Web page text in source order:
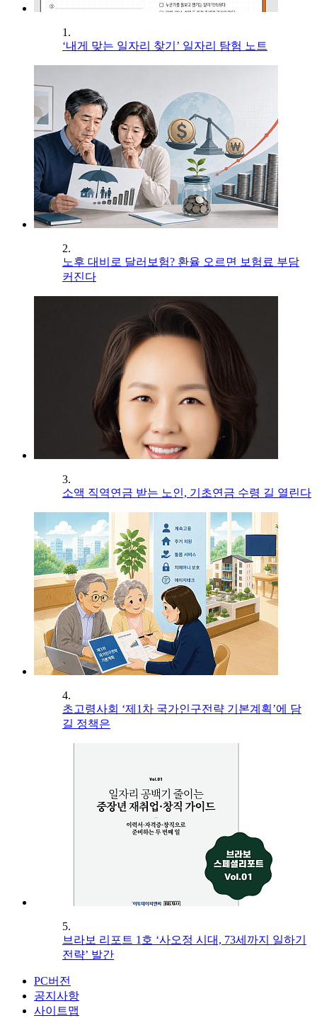
1.
‘내게 맞는 일자리 찾기’ 일자리 탐험 노트
2.
노후 대비로 달러보험? 환율 오르면 보험료 부담
커진다
3.
소액 직역연금 받는 노인, 기초연금 수령 길 열린다
4.
초고령사회 ‘제1차 국가인구전략 기본계획’에 담
길 정책은
5.
브라보 리포트 1호 ‘사오정 시대, 73세까지 일하기
전략’ 발간
PC버전
공지사항
사이트맵